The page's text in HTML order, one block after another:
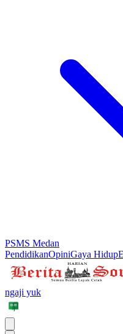
PSMS Medan
PendidikanOpiniGaya Hidup
ngaji yuk